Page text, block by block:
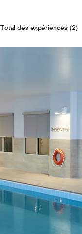
Total des expériences (2)